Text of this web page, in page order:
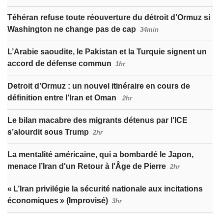
Téhéran refuse toute réouverture du détroit d’Ormuz si
Washington ne change pas de cap 34min
L’Arabie saoudite, le Pakistan et la Turquie signent un
accord de défense commun 1hr
Detroit d’Ormuz : un nouvel itinéraire en cours de
définition entre l’Iran et Oman
2hr
Le bilan macabre des migrants détenus par l’ICE
s’alourdit sous Trump 2hr
La mentalité américaine, qui a bombardé le Japon,
menace l’Iran d'un Retour à l'Âge de Pierre 2hr
« L’Iran privilégie la sécurité nationale aux incitations
économiques » (Improvisé) 3hr